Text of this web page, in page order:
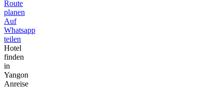
Route
planen
Auf
Whatsapp
teilen
Hotel
finden
in
Yangon
Anreise